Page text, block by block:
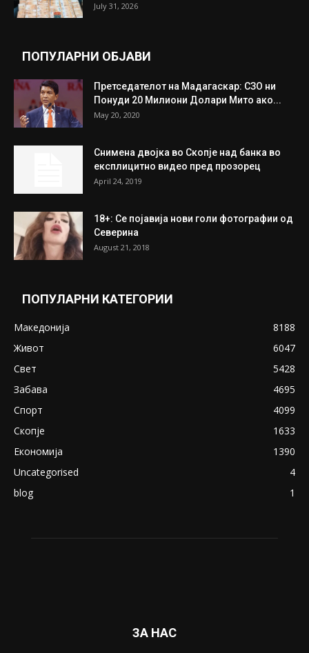
July 31, 2026
ПОПУЛАРНИ ОБЈАВИ
Претседателот на Мадагаскар: СЗО ни
Понуди 20 Милиони Долари Мито ако...
May 20, 2020
Снимена двојка во Скопје над банка во
експлицитно видео пред прозорец
April 24, 2019
18+: Се појавија нови голи фотографии од
Северина
August 21, 2018
ПОПУЛАРНИ КАТЕГОРИИ
Македонија
8188
Живот
6047
Свет
5428
Забава
4695
Спорт
4099
Скопје
1633
Економија
1390
Uncategorised
4
blog
1
ЗА НАС